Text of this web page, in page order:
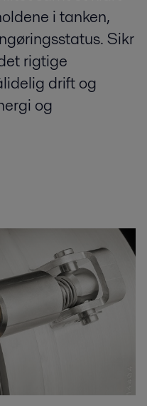
i tanken,
Sikr
rigtige
drift og
og